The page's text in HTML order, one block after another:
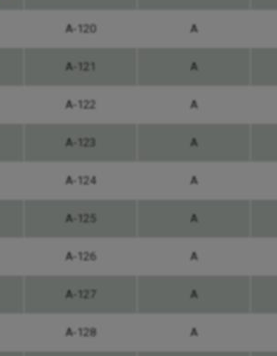
A-120 A
A-121 A
A-122 A
A-123 A
A-124 A
A-125 A
A-126 A
A-127 A
A-128 A